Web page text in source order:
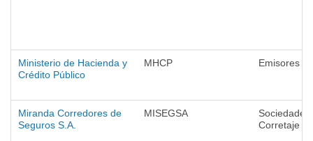
Ministerio de Hacienda y
Crédito Público
MHCP Emisores
Miranda Corredores de
Seguros S.A.
MISEGSA
Sociedades
Corretaje